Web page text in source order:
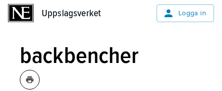
Uppslagsverket Logga in
backbencher